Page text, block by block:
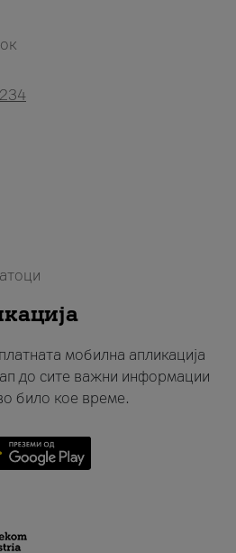
мобилна апликација
до сите важни информации
било кое време.